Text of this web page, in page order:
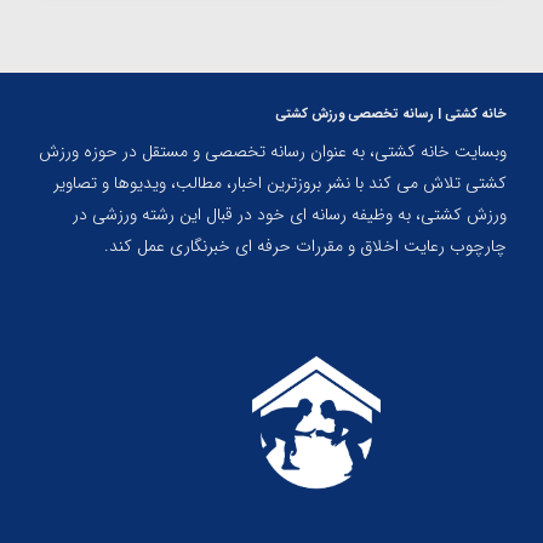
خانه کشتی | رسانه تخصصی ورزش کشتی
وبسایت خانه کشتی، به عنوان رسانه تخصصی و مستقل در حوزه ورزش
کشتی تلاش می کند با نشر بروزترین اخبار، مطالب، ویدیوها و تصاویر
ورزش کشتی، به وظیفه رسانه ای خود در قبال این رشته ورزشی در
چارچوب رعایت اخلاق و مقررات حرفه ای خبرنگاری عمل کند.